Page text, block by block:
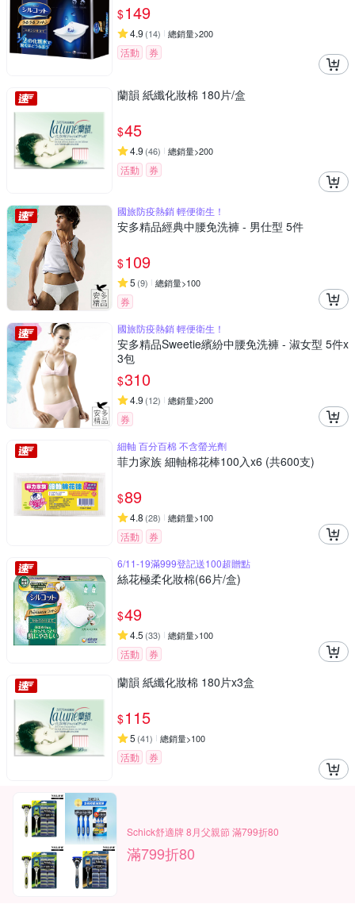
$149
4.9 (14) 總銷量>200
活動 券
蘭韻 紙纖化妝棉 180片/盒
$45
4.9 (46) 總銷量>200
活動 券
國旅防疫熱銷 輕便衛生！
安多精品經典中腰免洗褲 - 男仕型 5件
$109
5 (9) 總銷量>100
券
國旅防疫熱銷 輕便衛生！
安多精品Sweetie繽紛中腰免洗褲 - 淑女型 5件x
3包
$310
4.9 (12) 總銷量>200
券
細軸 百分百棉 不含螢光劑
菲力家族 細軸棉花棒100入x6 (共600支)
$89
4.8 (28) 總銷量>100
活動
券
6/11-19滿999登記送100超贈點
絲花極柔化妝棉(66片/盒)
$49
4.5 (33) 總銷量>100
活動 券
蘭韻 紙纖化妝棉 180片x3盒
$115
5 (41) 總銷量>100
活動 券
Schick舒適牌 8月父親節 滿799折80
滿799折80